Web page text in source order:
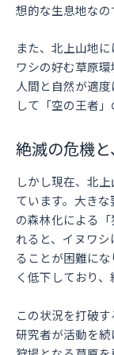
想的な生息地なの
また、北上山地
ワシの好む草原
人間と自然が適
して「空の王者」
絶滅の危機
しかし現在、北
ています。大き
の森林化による
れると、イヌワ
ることが困難に
く低下しており、
この状況を打破
研究者が活動を